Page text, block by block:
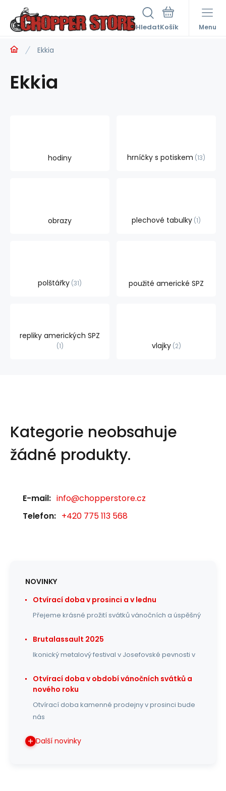
Hledat Menu
Ekkia
Ekkia
hodiny hrníčky s potiskem 13
obrazy plechové tabulky 1
polštářky 31 použité americké SPZ
repliky amerických SPZ
1 vlajky 2
Kategorie neobsahuje
žádné produkty.
E-mail: info@chopperstore.cz
Telefon: +420 775 113 568
NOVINKY
Otvírací doba v prosinci a v lednu
Přejeme krásné prožití svátků vánočních a úspěšný
Brutalassault 2025
Ikonický metalový festival v Josefovské pevnosti v
Otvírací doba v období vánočních svátků a
nového roku
Otvírací doba kamenné prodejny v prosinci bude
nás
Další novinky